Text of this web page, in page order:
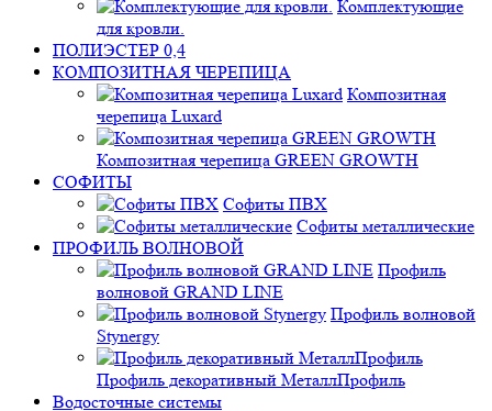
Комплектующие
для кровли.
ПОЛИЭСТЕР 0,4
КОМПОЗИТНАЯ ЧЕРЕПИЦА
Композитная
черепица Luxard
Композитная черепица GREEN GROWTH
СОФИТЫ
Софиты ПВХ
Софиты металлические
ПРОФИЛЬ ВОЛНОВОЙ
Профиль
волновой GRAND LINE
Профиль волновой
Stynergy
Профиль декоративный МеталлПрофиль
Водосточные системы